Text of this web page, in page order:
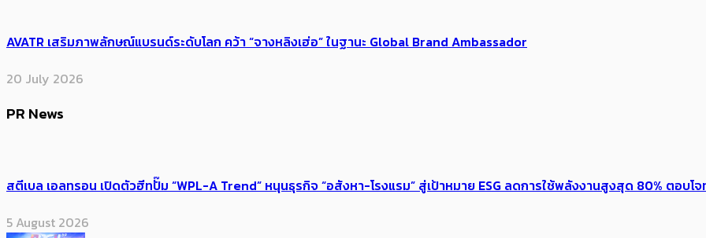
AVATR เสริมภาพลักษณ์แบรนด์ระดับโลก คว้า “จางหลิงเฮ่อ” ในฐานะ Global Brand Ambassador
20 July 2026
PR News
สตีเบล เอลทรอน เปิดตัวฮีทปั๊ม “WPL-A Trend” หนุนธุรกิจ “อสังหา-โรงแรม” สู่เป้าหมาย ESG ลดการใช้พลังงานสูงสุด 80% ตอบโ
5 August 2026